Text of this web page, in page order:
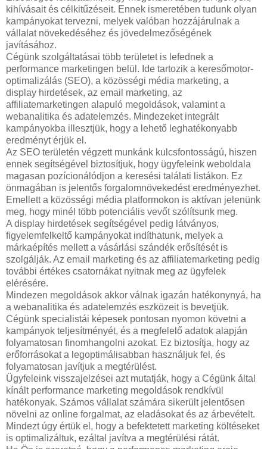
kihívásait és célkitűzéseit. Ennek ismeretében tudunk olyan
kampányokat tervezni, melyek valóban hozzájárulnak a
vállalat növekedéséhez és jövedelmezőségének
javításához.
Cégünk szolgáltatásai több területet is lefednek a
performance marketingen belül. Ide tartozik a keresőmotor-
optimalizálás (SEO), a közösségi média marketing, a
display hirdetések, az email marketing, az
affiliatemarketingen alapuló megoldások, valamint a
webanalitika és adatelemzés. Mindezeket integrált
kampányokba illesztjük, hogy a lehető leghatékonyabb
eredményt érjük el.
Az SEO területén végzett munkánk kulcsfontosságú, hiszen
ennek segítségével biztosítjuk, hogy ügyfeleink weboldala
magasan pozícionálódjon a keresési találati listákon. Ez
önmagában is jelentős forgalomnövekedést eredményezhet.
Emellett a közösségi média platformokon is aktívan jelenünk
meg, hogy minél több potenciális vevőt szólítsunk meg.
A display hirdetések segítségével pedig látványos,
figyelemfelkeltő kampányokat indíthatunk, melyek a
márkaépítés mellett a vásárlási szándék erősítését is
szolgálják. Az email marketing és az affiliatemarketing pedig
további értékes csatornákat nyitnak meg az ügyfelek
elérésére.
Mindezen megoldások akkor válnak igazán hatékonynyá, ha
a webanalitika és adatelemzés eszközeit is bevetjük.
Cégünk specialistái képesek pontosan nyomon követni a
kampányok teljesítményét, és a megfelelő adatok alapján
folyamatosan finomhangolni azokat. Ez biztosítja, hogy az
erőforrásokat a legoptimálisabban használjuk fel, és
folyamatosan javítjuk a megtérülést.
Ügyfeleink visszajelzései azt mutatják, hogy a Cégünk által
kínált performance marketing megoldások rendkívül
hatékonyak. Számos vállalat számára sikerült jelentősen
növelni az online forgalmat, az eladásokat és az árbevételt.
Mindezt úgy értük el, hogy a befektetett marketing költéseket
is optimalizáltuk, ezáltal javítva a megtérülési rátát.